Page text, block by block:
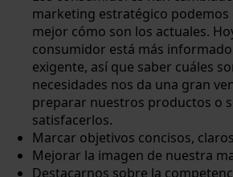
marketing estratégico podemos
mejor cómo son los actuales.
consumidor está más
exigente, así que saber cuáles
necesidades nos da una gran
preparar nuestros productos o
satisfacerlos.
Marcar objetivos concisos,
Mejorar la imagen de nuestra
Destacarnos sobre la